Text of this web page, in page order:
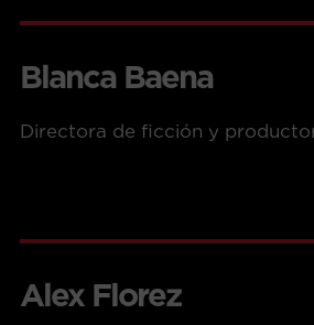
Blanca Baena
Directora de ficción y
Alex Florez